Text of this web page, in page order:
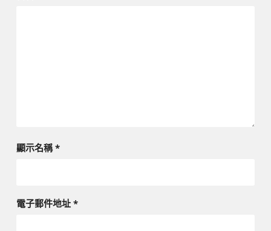
顯示名稱*
電子郵件地址 *